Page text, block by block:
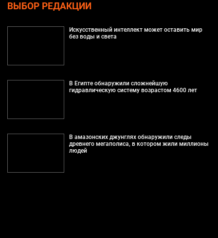
ВЫБОР РЕДАКЦИИ
Искусственный интеллект может оставить мир
без воды и света
В Египте обнаружили сложнейшую
гидравлическую систему возрастом 4600 лет
В амазонских джунглях обнаружили следы
древнего мегаполиса, в котором жили миллионы
людей